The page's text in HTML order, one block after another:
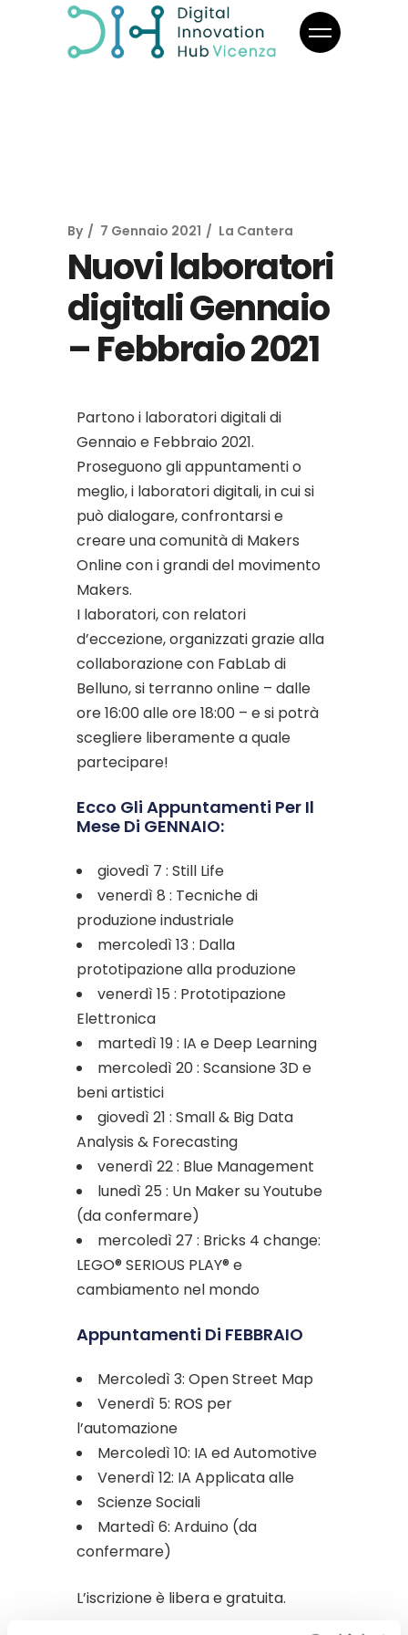
By 7 Gennaio 2021 La Cantera
Nuovi laboratori
digitali Gennaio
– Febbraio 2021
Partono i laboratori digitali di
Gennaio e Febbraio 2021.
Proseguono gli appuntamenti o
meglio, i laboratori digitali, in cui si
può dialogare, confrontarsi e
creare una comunità di Makers
Online con i grandi del movimento
Makers.
I laboratori, con relatori
d’eccezione, organizzati grazie alla
collaborazione con FabLab di
Belluno, si terranno online – dalle
ore 16:00 alle ore 18:00 – e si potrà
scegliere liberamente a quale
partecipare!
Ecco Gli Appuntamenti Per Il
Mese Di GENNAIO:
giovedì 7 : Still Life
venerdì 8 : Tecniche di
produzione industriale
mercoledì 13 : Dalla
prototipazione alla produzione
venerdì 15 : Prototipazione
Elettronica
martedì 19 : IA e Deep Learning
mercoledì 20 : Scansione 3D e
beni artistici
giovedì 21 : Small & Big Data
Analysis & Forecasting
venerdì 22 : Blue Management
lunedì 25 : Un Maker su Youtube
(da confermare)
mercoledì 27 : Bricks 4 change:
LEGO® SERIOUS PLAY® e
cambiamento nel mondo
Appuntamenti Di FEBBRAIO
Mercoledì 3: Open Street Map
Venerdì 5: ROS per
l’automazione
Mercoledì 10: IA ed Automotive
Venerdì 12: IA Applicata alle
Scienze Sociali
Martedì 6: Arduino (da
confermare)
L’iscrizione è libera e gratuita.